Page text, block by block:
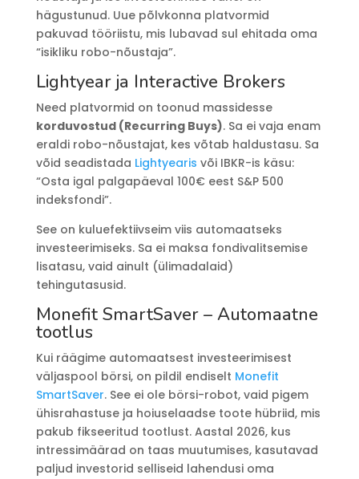
hägustunud. Uue põlvkonna platvormid
pakuvad tööriistu, mis lubavad sul ehitada oma
“isikliku robo-nõustaja”.
Lightyear ja Interactive Brokers
Need platvormid on toonud massidesse
korduvostud (Recurring Buys). Sa ei vaja enam
eraldi robo-nõustajat, kes võtab haldustasu. Sa
võid seadistada Lightyearis või IBKR-is käsu:
“Osta igal palgapäeval 100€ eest S&P 500
indeksfondi”.
See on kuluefektiivseim viis automaatseks
investeerimiseks. Sa ei maksa fondivalitsemise
lisatasu, vaid ainult (ülimadalaid)
tehingutasusid.
Monefit SmartSaver – Automaatne
tootlus
Kui räägime automaatsest investeerimisest
väljaspool börsi, on pildil endiselt Monefit
SmartSaver. See ei ole börsi-robot, vaid pigem
ühisrahastuse ja hoiuselaadse toote hübriid, mis
pakub fikseeritud tootlust. Aastal 2026, kus
intressimäärad on taas muutumises, kasutavad
paljud investorid selliseid lahendusi oma